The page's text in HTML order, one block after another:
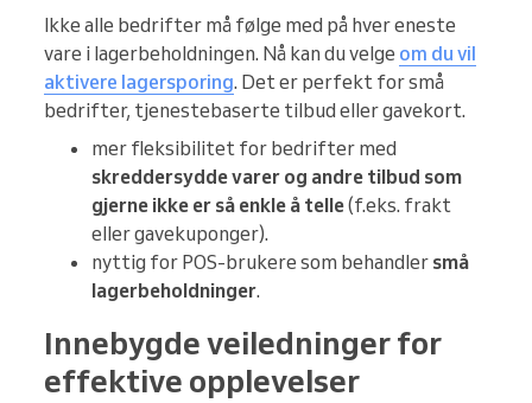
Ikke alle bedrifter må følge med på hver eneste
vare i lagerbeholdningen. Nå kan du velge om du vil
aktivere lagersporing. Det er perfekt for små
bedrifter, tjenestebaserte tilbud eller gavekort.
mer fleksibilitet for bedrifter med
skreddersydde varer og andre tilbud som
gjerne ikke er så enkle å telle(f.eks. frakt
eller gavekuponger).
nyttig for POS-brukere som behandler små
lagerbeholdninger.
Innebygde veiledninger for
effektive opplevelser